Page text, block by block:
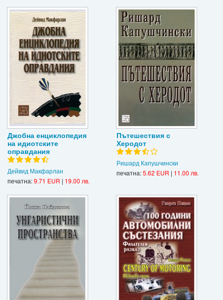
Джобна енциклопедия
на идиотските
оправдания
Дейвид Макфарлан
печатна:9.71 EUR | 19.00 лв.
Пътешествия с
Херодот
Ришард Капушчински
печатна:5.62 EUR | 11.00 лв.